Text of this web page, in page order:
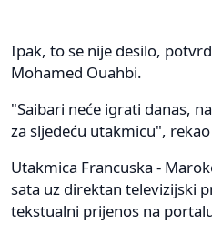
Ipak, to se nije desilo,
Mohamed Ouahbi.
"Saibari neće igrati danas,
za sljedeću utakmicu",
Utakmica Francuska -
sata uz direktan televizijski
tekstualni prijenos na